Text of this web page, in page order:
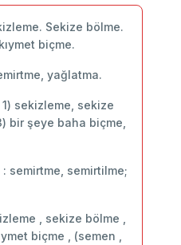
Sekize bölme.
biçme.
yağlatma.
sekizleme, sekize
bir şeye baha biçme,
semirtme, semirtilme;
, sekize bölme ,
biçme , (semen ,